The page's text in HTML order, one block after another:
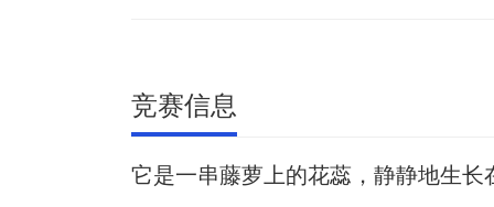
竞赛信息
它是一串藤萝上的花蕊，静静地生长